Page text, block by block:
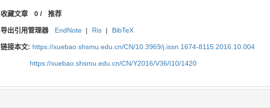
收藏文章 0/ 推荐
导出引用管理器 EndNote | Ris | BibTeX
链接本文: https://xuebao.shsmu.edu.cn/CN/10.3969/j.issn.1674-8115.2016.10.004
https://xuebao.shsmu.edu.cn/CN/Y2016/V36/I10/1420